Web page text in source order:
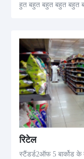
हुत बहुत बहुत बहुत बहुत
रिटेल
स्टैंडर्ड2ऑफ 5 बार्कोड के